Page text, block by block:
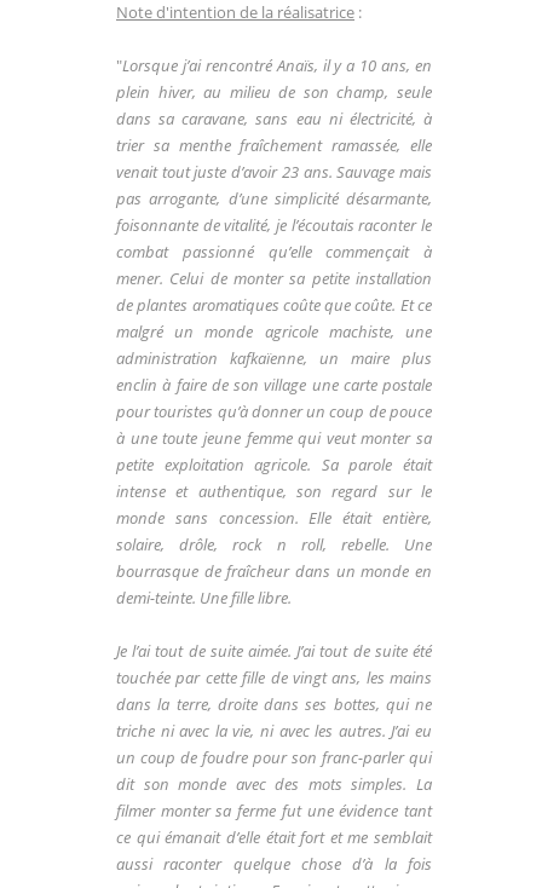
Note d'intention de la réalisatrice :
"Lorsque j’ai rencontré Anaïs, il y a 10 ans, en
plein hiver, au milieu de son champ, seule
dans sa caravane, sans eau ni électricité, à
trier sa menthe fraîchement ramassée, elle
venait tout juste d’avoir 23 ans. Sauvage mais
pas arrogante, d’une simplicité désarmante,
foisonnante de vitalité, je l’écoutais raconter le
combat passionné qu’elle commençait à
mener. Celui de monter sa petite installation
de plantes aromatiques coûte que coûte. Et ce
malgré un monde agricole machiste, une
administration kafkaïenne, un maire plus
enclin à faire de son village une carte postale
pour touristes qu’à donner un coup de pouce
à une toute jeune femme qui veut monter sa
petite exploitation agricole. Sa parole était
intense et authentique, son regard sur le
monde sans concession. Elle était entière,
solaire, drôle, rock n roll, rebelle. Une
bourrasque de fraîcheur dans un monde en
demi-teinte. Une fille libre.
Je l’ai tout de suite aimée. J’ai tout de suite été
touchée par cette fille de vingt ans, les mains
dans la terre, droite dans ses bottes, qui ne
triche ni avec la vie, ni avec les autres. J’ai eu
un coup de foudre pour son franc-parler qui
dit son monde avec des mots simples. La
filmer monter sa ferme fut une évidence tant
ce qui émanait d’elle était fort et me semblait
aussi raconter quelque chose d’à la fois